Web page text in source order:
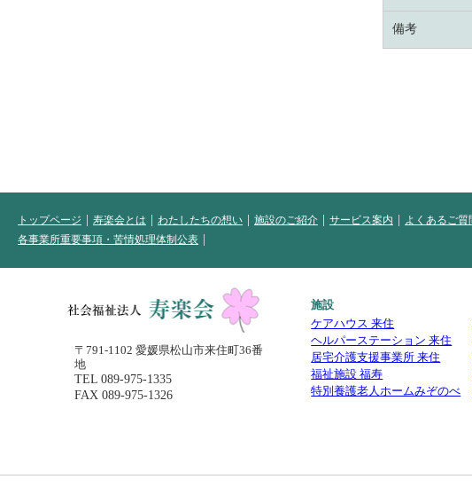
備考
トップページ 寿楽会とは わたしたちの想い 施設のご紹介 サービス案内 よくあるご質
各事業所重要事項・苦情処理体制公表
〒791-1102 愛媛県松山市来住町36番
地
TEL089-975-1335
FAX 089-975-1326
施設
ケアハウス 来住
ヘルパーステーション 来住
居宅介護支援事業所 来住
福祉施設 福寿
特別養護老人ホームみぞのべ